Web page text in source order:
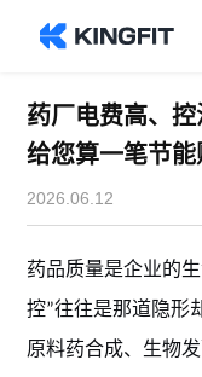
药厂电费高、
给您算一笔节能
2026.06.12
药品质量是企业的
控”往往是那道隐形
原料药合成、生物